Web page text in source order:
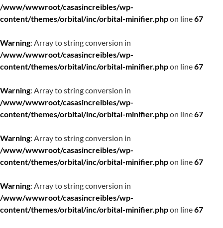
/www/wwwroot/casasincreibles/wp-
content/themes/orbital/inc/orbital-minifier.phpon line67
Warning: Array to string conversion in
/www/wwwroot/casasincreibles/wp-
content/themes/orbital/inc/orbital-minifier.phpon line67
Warning: Array to string conversion in
/www/wwwroot/casasincreibles/wp-
content/themes/orbital/inc/orbital-minifier.phpon line67
Warning: Array to string conversion in
/www/wwwroot/casasincreibles/wp-
content/themes/orbital/inc/orbital-minifier.phpon line67
Warning: Array to string conversion in
/www/wwwroot/casasincreibles/wp-
content/themes/orbital/inc/orbital-minifier.phpon line67